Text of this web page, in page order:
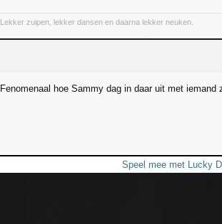
Lekker zuipen, lekker dansen en daarna lekker neuken.
Fenomenaal hoe Sammy dag in daar uit met
Speel mee met Lucky